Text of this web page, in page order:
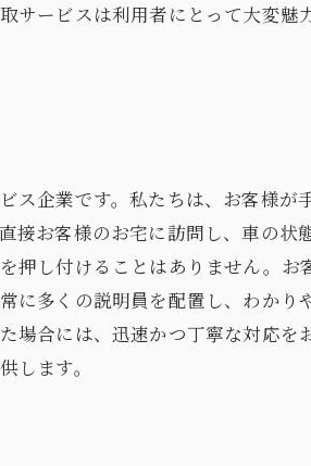
サービスは利用者にとって大変
ス企業です。私たちは、お客様
接お客様のお宅に訪問し、車の
押し付けることはありません。
に多くの説明員を配置し、わか
場合には、迅速かつ丁寧な対応
します。